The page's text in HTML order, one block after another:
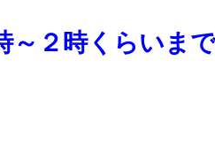
～２時くらいま